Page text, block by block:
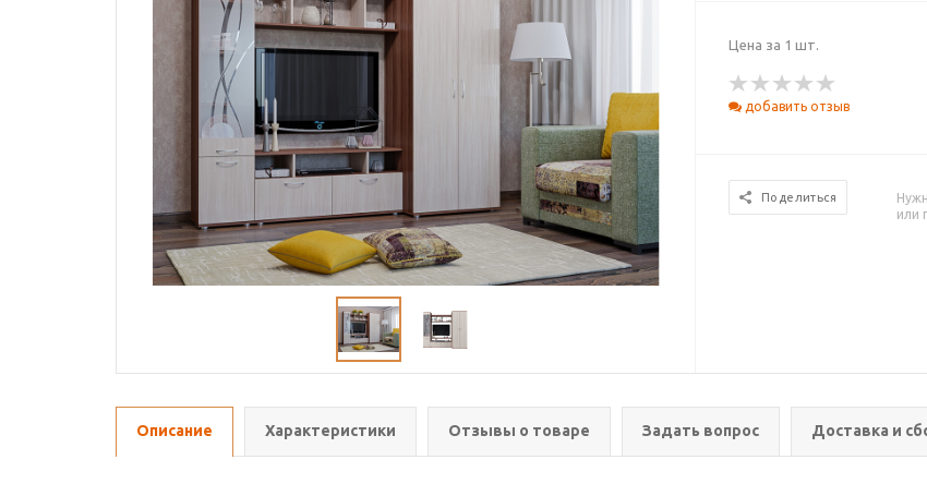
Цена за 1 шт.
добавить отзыв
Поделиться
или
Описание Характеристики Отзывы о товаре Задать вопрос Доставка и